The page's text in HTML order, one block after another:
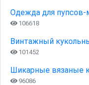
Одежда для
106618
Винтажный
101452
Шикарные вязаные
96086